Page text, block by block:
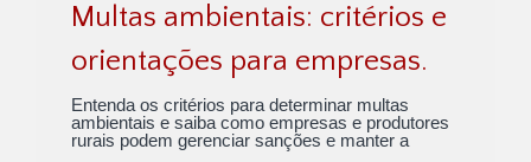
Multas ambientais: critérios e
orientações para empresas.
Entenda os critérios para determinar multas
ambientais e saiba como empresas e produtores
rurais podem gerenciar sanções e manter a